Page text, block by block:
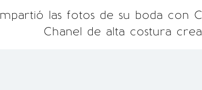
las fotos de su boda con
Chanel de alta costura